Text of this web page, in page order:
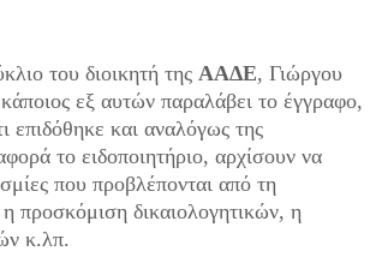
του διοικητή της ΑΑΔΕ, Γιώργου
εξ αυτών παραλάβει το έγγραφο,
επιδόθηκε και αναλόγως της
το ειδοποιητήριο, αρχίσουν να
που προβλέπονται από τη
προσκόμιση δικαιολογητικών, η
κ.λπ.